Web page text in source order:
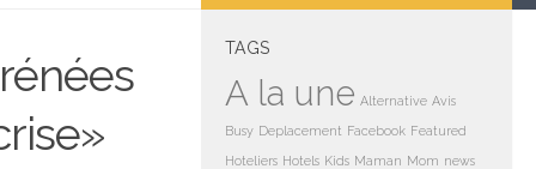
TAGS
A la une Alternative Avis
Busy Deplacement Facebook Featured
Hoteliers Hotels Kids Maman Mom news